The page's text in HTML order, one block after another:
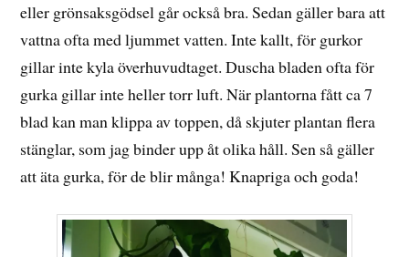
eller grönsaksgödsel går också bra. Sedan gäller bara att
vattna ofta med ljummet vatten. Inte kallt, för gurkor
gillar inte kyla överhuvudtaget. Duscha bladen ofta för
gurka gillar inte heller torr luft. När plantorna fått ca 7
blad kan man klippa av toppen, då skjuter plantan flera
stänglar, som jag binder upp åt olika håll. Sen så gäller
att äta gurka, för de blir många! Knapriga och goda!